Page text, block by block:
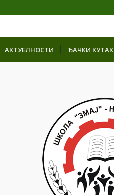
АКТУЕЛНОСТИ ЂАЧКИ КУТАК